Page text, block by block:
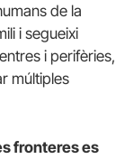
de la
i segueixi
i perifèries,
múltiples
fronteres es